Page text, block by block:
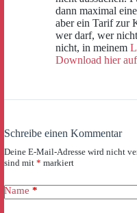
dann maximal
aber ein Tarif zur
wer darf, wer
nicht, in meinem
Download hier
Schreibe einen Kommentar
Deine E-Mail-Adresse wird nicht
sind mit * markiert
Name *